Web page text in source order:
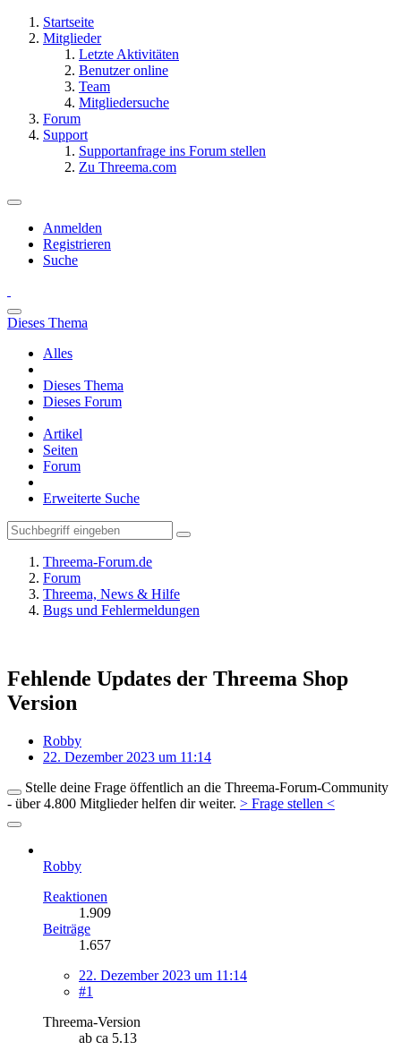
Startseite
Mitglieder
Letzte Aktivitäten
Benutzer online
Team
Mitgliedersuche
Forum
Support
Supportanfrage ins Forum stellen
Zu Threema.com
Anmelden
Registrieren
Suche
Dieses Thema
Alles
Dieses Thema
Dieses Forum
Artikel
Seiten
Forum
Erweiterte Suche
Threema-Forum.de
Forum
Threema, News & Hilfe
Bugs und Fehlermeldungen
Fehlende Updates der Threema Shop
Version
Robby
22. Dezember 2023 um 11:14
Stelle deine Frage öffentlich an die Threema-Forum-Community
- über 4.800 Mitglieder helfen dir weiter. > Frage stellen <
Robby
Reaktionen
1.909
Beiträge
1.657
22. Dezember 2023 um 11:14
#1
Threema-Version
ab ca 5.13